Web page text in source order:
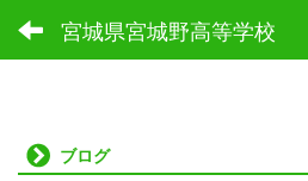
宮城県宮城野高等学校
ブログ